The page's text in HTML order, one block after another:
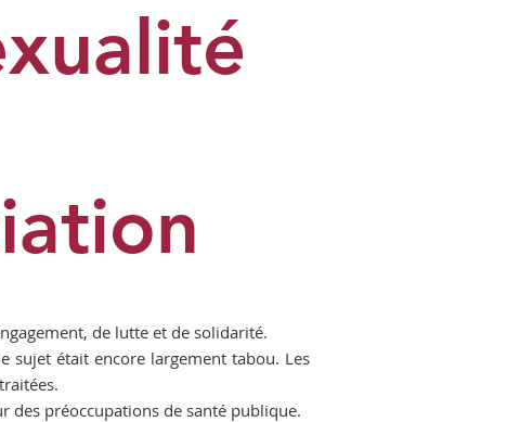
de lutte et de solidarité.
sujet était encore largement tabou. Les
des préoccupations de santé publique.